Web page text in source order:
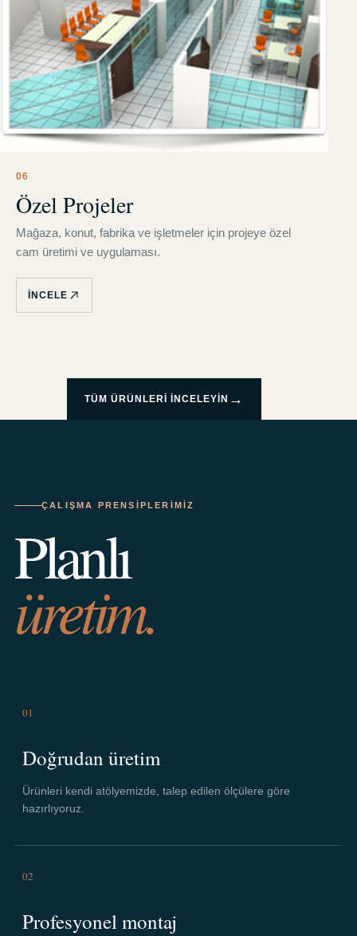
06
Özel Projeler
Mağaza, konut, fabrika ve işletmeler için projeye özel
cam üretimi ve uygulaması.
İNCELE
TÜM ÜRÜNLERI INCELEYIN →
ÇALIŞMA PRENSIPLERIMIZ
Planlı
üretim.
01
Doğrudan üretim
Ürünleri kendi atölyemizde, talep edilen ölçülere göre
hazırlıyoruz.
02
Profesyonel montaj